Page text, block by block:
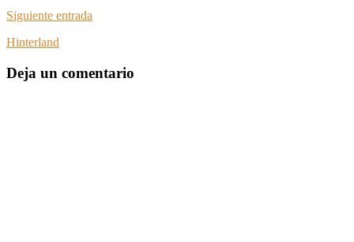
Siguiente entrada
Hinterland
Deja un comentario